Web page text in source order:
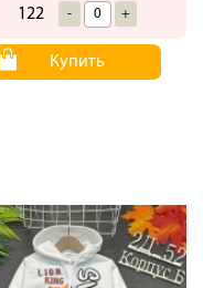
122 - +
Купить